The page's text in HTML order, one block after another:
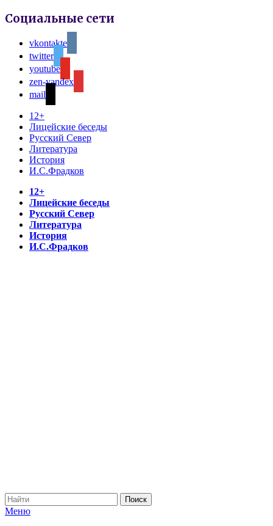
Социальные сети
vkontakte
twitter
youtube
zen-yandex
mail
12+
Лицейские беседы
Русский Север
Литература
История
И.С.Фрадков
12+
Лицейские беседы
Русский Север
Литература
История
И.С.Фрадков
Меню